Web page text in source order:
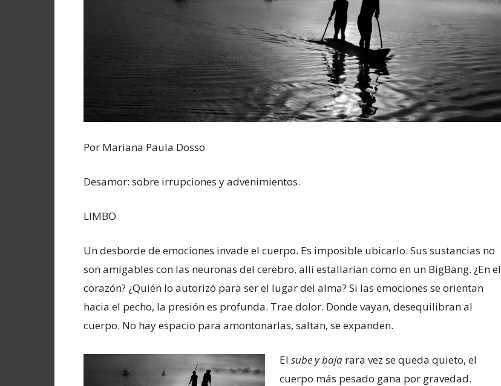
Por Mariana Paula Dosso
Desamor: sobre irrupciones y advenimientos.
LIMBO
Un desborde de emociones invade el cuerpo. Es imposible ubicarlo. Sus sustancias no
son amigables con las neuronas del cerebro, allí estallarían como en un BigBang. ¿En el
corazón? ¿Quién lo autorizó para ser el lugar del alma? Si las emociones se orientan
hacia el pecho, la presión es profunda. Trae dolor. Donde vayan, desequilibran al
cuerpo. No hay espacio para amontonarlas, saltan, se expanden.
El sube y baja rara vez se queda quieto, el
cuerpo más pesado gana por gravedad.